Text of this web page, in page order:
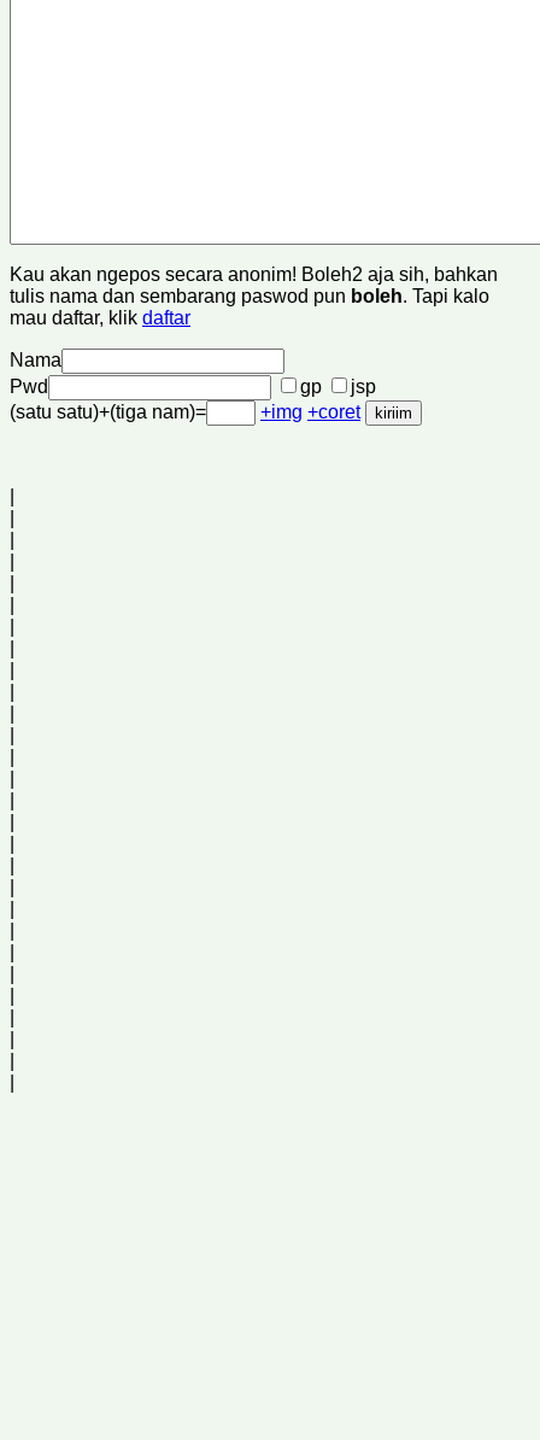
Kau akan ngepos secara anonim! Boleh2 aja sih, bahkan
tulis nama dan sembarang paswod pun boleh. Tapi kalo
mau daftar, klik daftar
Nama
Pwd
gp
jsp
(satu satu)+(tiga nam)=
+img +coret